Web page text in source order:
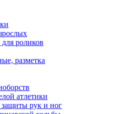
роликов
разметка
атлетики
защиты рук и ног